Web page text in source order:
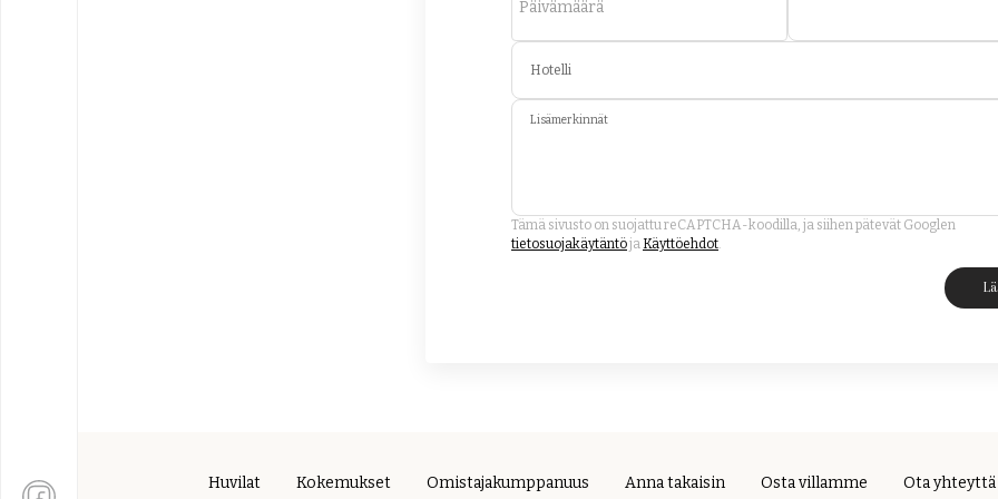
Päivämäärä
Hotelli
Lisämerkinnät
Tämä sivusto on suojattu reCAPTCHA-koodilla, ja siihen pätevät Googlen
tietosuojakäytäntöja Käyttöehdot.
Huvilat Kokemukset Omistajakumppanuus Anna takaisin Osta villamme Ota yhteyttä